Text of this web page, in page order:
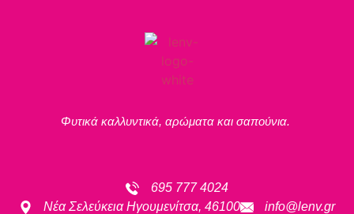
Φυτικά καλλυντικά, αρώματα και σαπούνια.
695 777 4024
Νέα Σελεύκεια Ηγουμενίτσα, 46100
info@lenv.gr